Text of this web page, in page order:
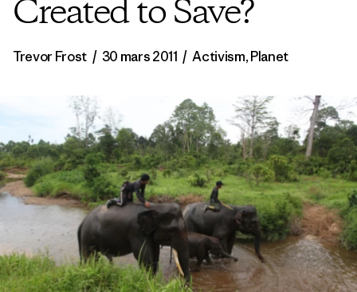
Created to Save?
Trevor Frost / 30 mars 2011 / Activism,Planet